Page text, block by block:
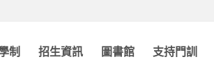
制 招生資訊 圖書館 支持門訓